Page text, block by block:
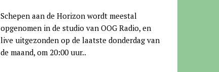
Schepen aan de Horizon wordt meestal
opgenomen in de studio van OOG Radio, en
live uitgezonden op de laatste donderdag van
de maand, om 20:00 uur..